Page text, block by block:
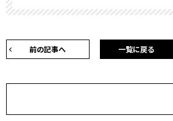
前の記事へ 一覧に戻る